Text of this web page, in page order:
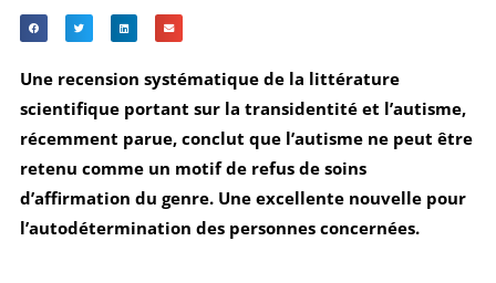
Une recension systématique de la littérature
scientifique portant sur la transidentité et l’autisme,
récemment parue, conclut que l’autisme ne peut être
retenu comme un motif de refus de soins
d’affirmation du genre. Une excellente nouvelle pour
l’autodétermination des personnes concernées.